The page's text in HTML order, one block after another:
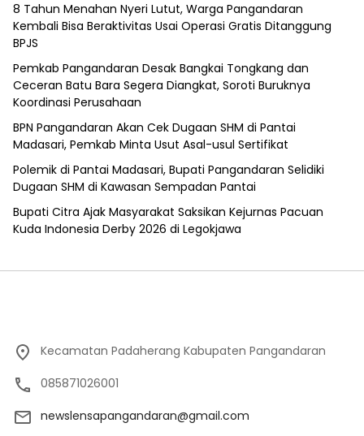
8 Tahun Menahan Nyeri Lutut, Warga Pangandaran
Kembali Bisa Beraktivitas Usai Operasi Gratis Ditanggung
BPJS
Pemkab Pangandaran Desak Bangkai Tongkang dan
Ceceran Batu Bara Segera Diangkat, Soroti Buruknya
Koordinasi Perusahaan
BPN Pangandaran Akan Cek Dugaan SHM di Pantai
Madasari, Pemkab Minta Usut Asal-usul Sertifikat
Polemik di Pantai Madasari, Bupati Pangandaran Selidiki
Dugaan SHM di Kawasan Sempadan Pantai
Bupati Citra Ajak Masyarakat Saksikan Kejurnas Pacuan
Kuda Indonesia Derby 2026 di Legokjawa
Kecamatan Padaherang Kabupaten Pangandaran
085871026001
newslensapangandaran@gmail.com